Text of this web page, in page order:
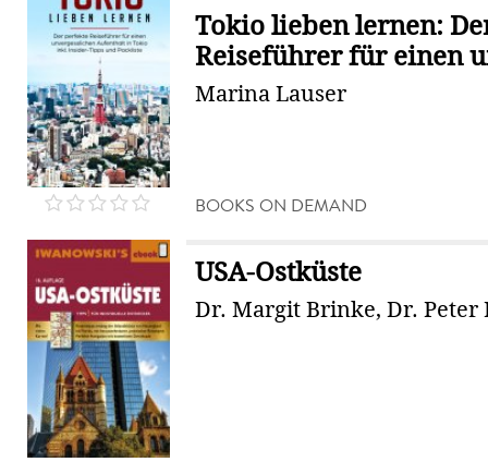
Tokio lieben lernen:
Reiseführer für einen
Marina Lauser
BOOKS ON DEMAND
USA-Ostküste
Dr. Margit Brinke, Dr. Peter